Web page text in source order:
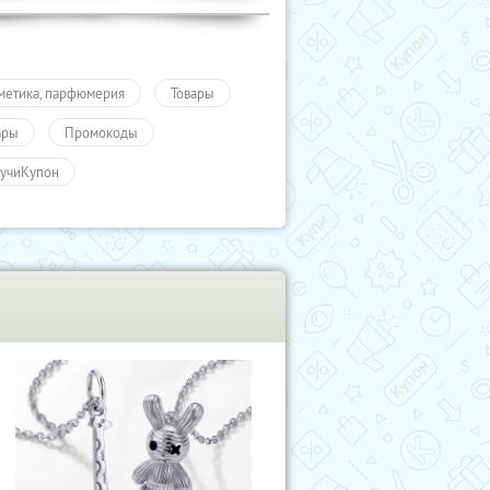
парфюмерия Товары
Промокоды